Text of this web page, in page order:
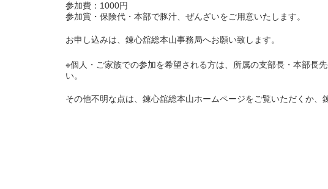
参加費：1000円
参加賞・保険代・本部で豚汁、ぜんざいをご用意いたします。
お申し込みは、錬心舘総本山事務局へお願い致します。
※個人・ご家族での参加を希望される方は、所属の支部長・本部長
い。
その他不明な点は、錬心舘総本山ホームページをご覧いただくか、